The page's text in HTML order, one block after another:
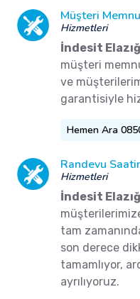
Müşteri
Hizmetleri
İndesit
müşteri
ve
garantisiyle
Hemen Ara
Randevu
Hizmetleri
İndesit
tam
son derece
tamamlıyor,
ayrılıyoruz.